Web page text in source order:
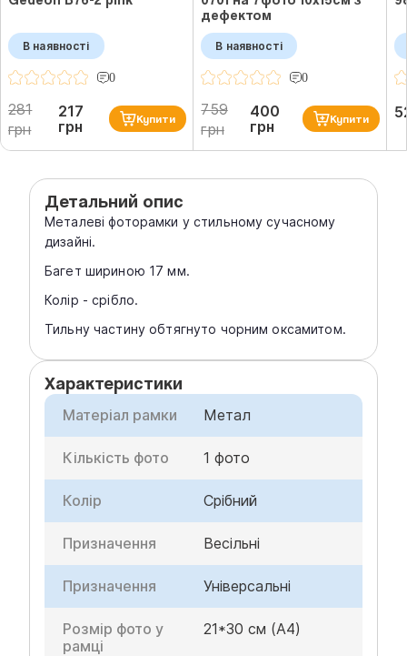
В наявності
0
281
грн
217
грн
Купити
дефектом
В наявності
0
759
грн
400
грн
Купити
Детальний опис
Металеві фоторамки у стильному сучасному
дизайні.
Багет шириною 17 мм.
Колір - срібло.
Тильну частину обтягнуто чорним оксамитом.
Характеристики
Матеріал рамки Метал
Кількість фото 1 фото
Колір Срібний
Призначення Весільні
Призначення Універсальні
Розмір фото у
рамці
21*30 см (A4)